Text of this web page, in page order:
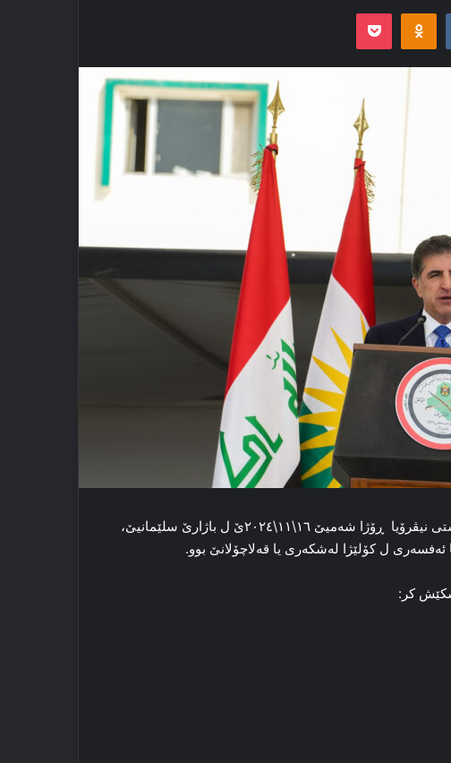
VKontakte
Odnoklassniki
Pocket
برێز نێچیرڤان بارزانی سه‌رۆکێ هه‌رێما کوردستانێ، پشتی نیڤرۆیا ڕۆژا شه‌میێ ١٦\١١\٢٠٢٤ێ ل باژارێ سلێمانیێ،
ل کۆلێژا له‌شکه‌ری یا قه‌لاچۆلانێ بوو.
کر: